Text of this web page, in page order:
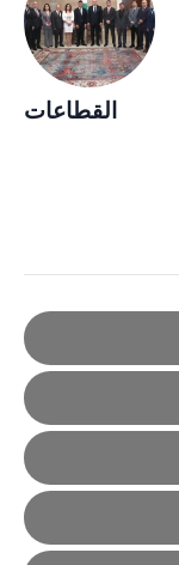
القطاعات